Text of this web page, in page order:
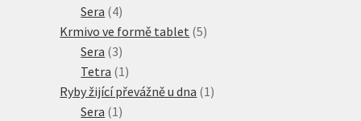
produkt
Sera 44
produkty
Krmivo ve formě tablet 55
Sera 33
produkty
Tetra 1 1
produkt
Ryby žijící převážně u dna 1 1
Sera 1 1